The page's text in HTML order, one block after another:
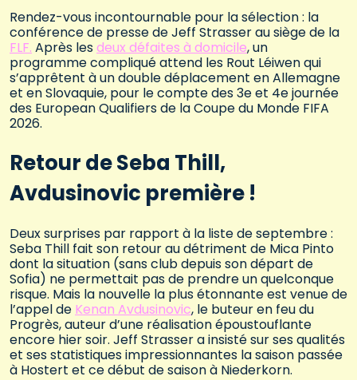
Rendez-vous incontournable pour la sélection : la
conférence de presse de Jeff Strasser au siège de la
FLF. Après lesdeux défaites à domicile, un
programme compliqué attend les Rout Léiwen qui
s’apprêtent à un double déplacement en Allemagne
et en Slovaquie, pour le compte des 3e et 4e journée
des European Qualifiers de la Coupe du Monde FIFA
2026.
Retour de Seba Thill,
Avdusinovic première !
Deux surprises par rapport à la liste de septembre :
Seba Thill fait son retour au détriment de Mica Pinto
dont la situation (sans club depuis son départ de
Sofia) ne permettait pas de prendre un quelconque
risque. Mais la nouvelle la plus étonnante est venue de
l’appel de Kenan Avdusinovic, le buteur en feu du
Progrès, auteur d’une réalisation époustouflante
encore hier soir. Jeff Strasser a insisté sur ses qualités
et ses statistiques impressionnantes la saison passée
à Hostert et ce début de saison à Niederkorn.